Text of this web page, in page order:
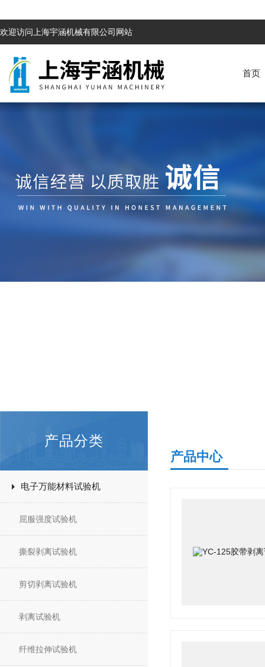
欢迎访问上海宇涵机械有限公司网站
首页
产品分类
电子万能材料试验机
屈服强度试验机
撕裂剥离试验机
剪切剥离试验机
剥离试验机
纤维拉伸试验机
产品中心